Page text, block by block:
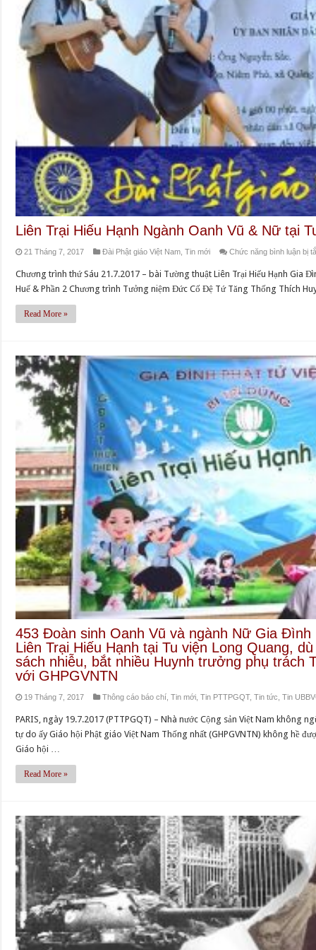
Liên Trại Hiếu Hạnh Ngành Oanh Vũ & Nữ tại
21 Tháng 7, 2017 Đài Phật giáo Việt Nam ,Tin mới Chức năng bình luận bị
Chương trình thứ Sáu 21.7.2017 – bài Tường thuật Liên Trại Hiếu Hạnh Gia
Huế & Phần 2 Chương trình Tưởng niệm Đức Cố Đệ Tứ Tăng Thống
Read More »
453 Đoàn sinh Oanh Vũ và ngành Nữ Gia
Liên Trại Hiếu Hạnh tại Tu viện Long Quang,
sách nhiễu, bắt nhiều Huynh trưởng phụ trách
với GHPGVNTN
19 Tháng 7, 2017 Thông cáo báo chí ,Tin mới ,Tin PTTPGQT,Tin tức ,Tin
PARIS, ngày 19.7.2017 (PTTPGQT) – Nhà nước Cộng sản Việt Nam không
tự do ấy Giáo hội Phật giáo Việt Nam Thống nhất (GHPGVNTN) không hề
Giáo hội …
Read More »